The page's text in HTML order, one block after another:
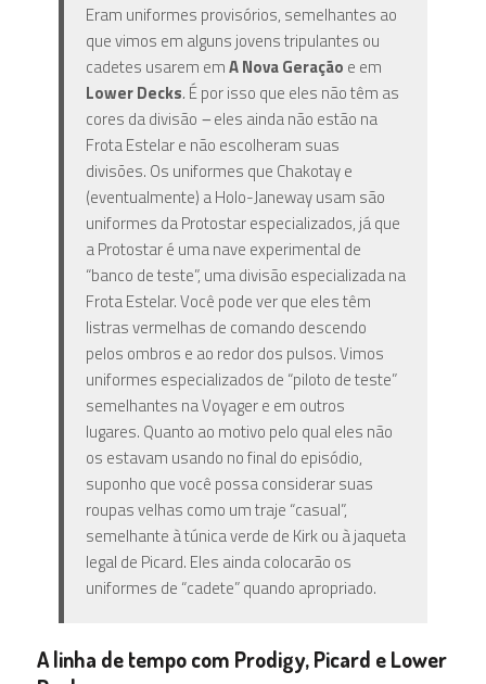
Eram uniformes provisórios, semelhantes ao
que vimos em alguns jovens tripulantes ou
cadetes usarem emA Nova Geração e em
Lower Decks. É por isso que eles não têm as
cores da divisão –eles ainda não estão na
Frota Estelar e não escolheram suas
divisões. Os uniformes que Chakotay e
(eventualmente) a Holo-Janeway usam são
uniformes da Protostar especializados, já que
a Protostar é uma nave experimental de
“banco de teste”, uma divisão especializada na
Frota Estelar. Você pode ver que eles têm
listras vermelhas de comando descendo
pelos ombros e ao redor dos pulsos. Vimos
uniformes especializados de “piloto de teste”
semelhantes na Voyager e em outros
lugares. Quanto ao motivo pelo qual eles não
os estavam usando no final do episódio,
suponho que você possa considerar suas
roupas velhas como um traje “casual”,
semelhante à túnica verde de Kirk ou à jaqueta
legal de Picard. Eles ainda colocarão os
uniformes de “cadete” quando apropriado.
A linha de tempo com Prodigy, Picard e Lower